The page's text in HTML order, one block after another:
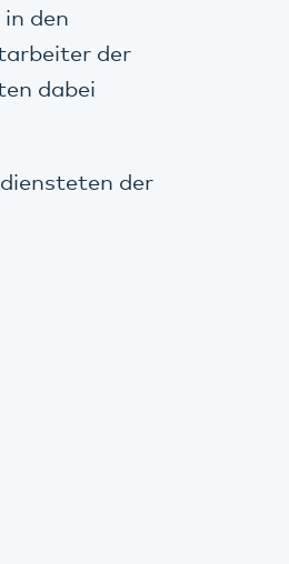
den
der
dabei
der